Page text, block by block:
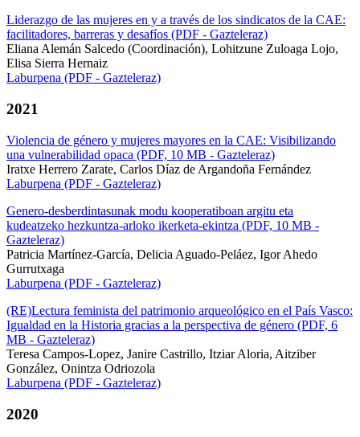
Liderazgo de las mujeres en y a través de los sindicatos de la CAE:
facilitadores, barreras y desafíos (PDF - Gazteleraz)
Eliana Alemán Salcedo (Coordinación), Lohitzune Zuloaga Lojo,
Elisa Sierra Hernaiz
Laburpena (PDF - Gazteleraz)
2021
Violencia de género y mujeres mayores en la CAE: Visibilizando
una vulnerabilidad opaca (PDF, 10 MB - Gazteleraz)
Iratxe Herrero Zarate, Carlos Díaz de Argandoña Fernández
Laburpena (PDF - Gazteleraz)
Genero-desberdintasunak modu kooperatiboan argitu eta
kudeatzeko hezkuntza-arloko ikerketa-ekintza (PDF, 10 MB -
Gazteleraz)
Patricia Martínez-García, Delicia Aguado-Peláez, Igor Ahedo
Gurrutxaga
Laburpena (PDF - Gazteleraz)
(RE)Lectura feminista del patrimonio arqueológico en el País Vasco:
Igualdad en la Historia gracias a la perspectiva de género (PDF, 6
MB - Gazteleraz)
Teresa Campos-Lopez, Janire Castrillo, Itziar Aloria, Aitziber
González, Onintza Odriozola
Laburpena (PDF - Gazteleraz)
2020